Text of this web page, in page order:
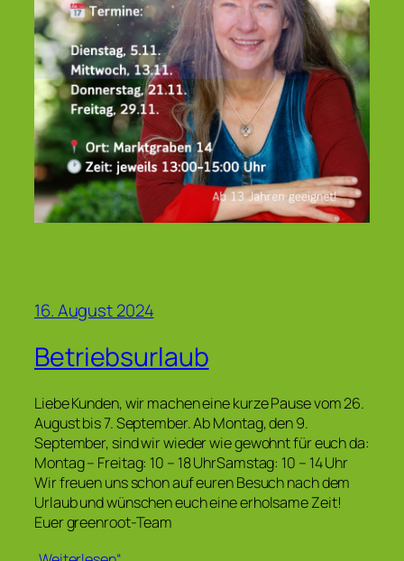
16. August 2024
Betriebsurlaub
Liebe Kunden, wir machen eine kurze Pause vom 26.
August bis 7. September. Ab Montag, den 9.
September, sind wir wieder wie gewohnt für euch da:
Montag – Freitag: 10 – 18 UhrSamstag: 10 – 14 Uhr
Wir freuen uns schon auf euren Besuch nach dem
Urlaub und wünschen euch eine erholsame Zeit!
Euer greenroot-Team